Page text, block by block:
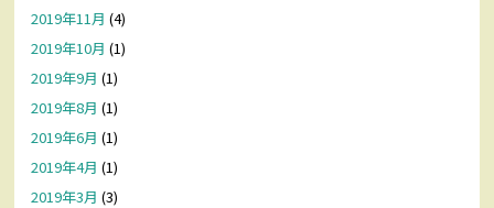
2019年11月 (4)
2019年10月 (1)
2019年9月 (1)
2019年8月 (1)
2019年6月 (1)
2019年4月 (1)
2019年3月 (3)